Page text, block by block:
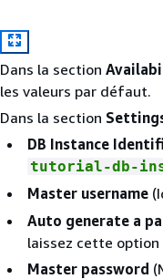
Dans la section
les valeurs par défaut.
Dans la section
DB Instance
tutorial-db-
Master username
Auto generate a
laissez cette option
Master password